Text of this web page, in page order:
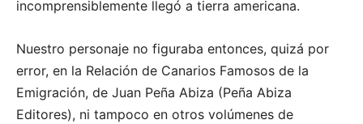
incomprensiblemente llegó a tierra americana.
Nuestro personaje no figuraba entonces, quizá por
error, en la Relación de Canarios Famosos de la
Emigración, de Juan Peña Abiza (Peña Abiza
Editores), ni tampoco en otros volúmenes de